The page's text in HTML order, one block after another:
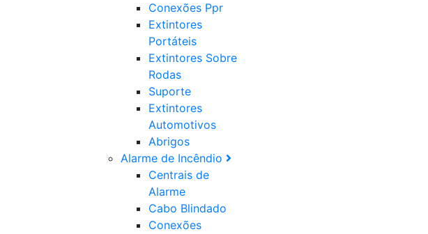
Conexões Ppr
Extintores
Portáteis
Extintores Sobre
Rodas
Suporte
Extintores
Automotivos
Abrigos
Alarme de Incêndio
Centrais de
Alarme
Cabo Blindado
Conexões